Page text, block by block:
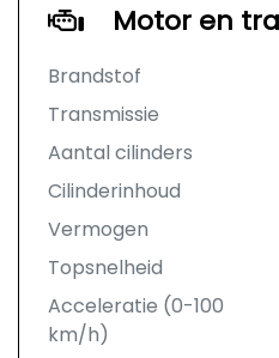
Motor en
Brandstof
Transmissie
Aantal cilinders
Cilinderinhoud
Vermogen
Topsnelheid
Acceleratie (0-100
km/h)